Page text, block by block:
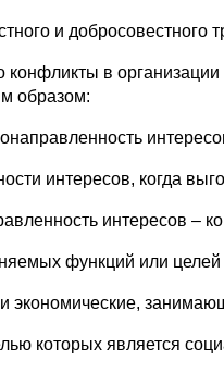
и добросовестного
конфликты в
образом:
интересов, когда
интересов –
функций или целей
экономические,
которых является